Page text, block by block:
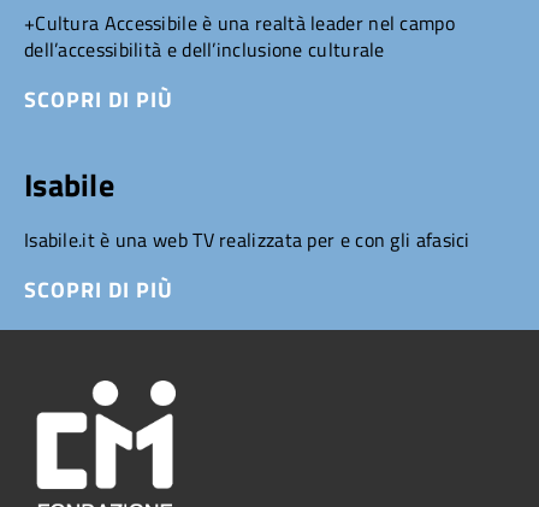
+Cultura Accessibile è una realtà leader nel campo
dell’accessibilità e dell’inclusione culturale
SCOPRI DI PIÙ
Isabile
Isabile.it è una web TV realizzata per e con gli afasici
SCOPRI DI PIÙ